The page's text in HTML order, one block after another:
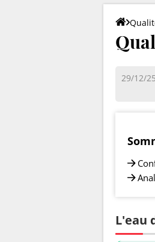
29/12/25
L'eau